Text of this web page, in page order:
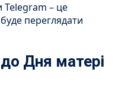
Telegram – це
переглядати
Дня матері